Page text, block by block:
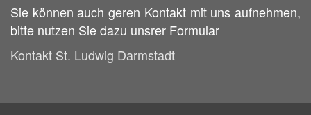
Sie können auch geren Kontakt mit uns aufnehmen,
bitte nutzen Sie dazu unsrer Formular
Kontakt St. Ludwig Darmstadt